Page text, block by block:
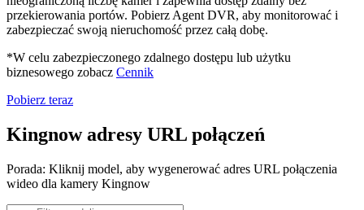
przekierowania portów. Pobierz Agent DVR, aby monitorować i
zabezpieczać swoją nieruchomość przez całą dobę.
*W celu zabezpieczonego zdalnego dostępu lub użytku
biznesowego zobacz Cennik
Pobierz teraz
Kingnow adresy URL połączeń
Porada: Kliknij model, aby wygenerować adres URL połączenia
wideo dla kamery Kingnow